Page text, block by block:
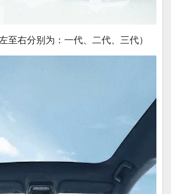
至右分别为：一代、二代、三代）